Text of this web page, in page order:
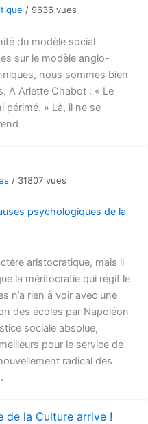
/ 9636 vues
du modèle social
sur le modèle anglo-
nous sommes bien
A Arlette Chabot : « Le
périmé. » Là, il ne se
/ 31807 vues
psychologiques de la
aristocratique, mais il
la méritocratie qui régit le
n’a rien à voir avec une
des écoles par Napoléon
sociale absolue,
pour le service de
radical des
de la Culture arrive !